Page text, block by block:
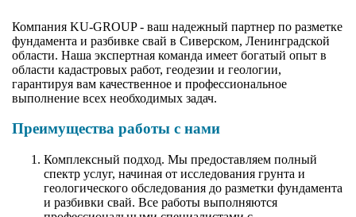
Компания KU-GROUP - ваш надежный партнер по разметке
фундамента и разбивке свай в Сиверском, Ленинградской
области. Наша экспертная команда имеет богатый опыт в
области кадастровых работ, геодезии и геологии,
гарантируя вам качественное и профессиональное
выполнение всех необходимых задач.
Преимущества работы с нами
Комплексный подход. Мы предоставляем полный
спектр услуг, начиная от исследования грунта и
геологического обследования до разметки фундамента
и разбивки свай. Все работы выполняются